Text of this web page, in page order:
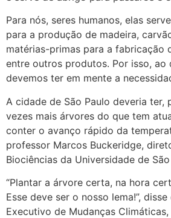
Para nós, seres humanos, elas
para a produção de madeira,
matérias-primas para a fabricação
entre outros produtos. Por isso, ao
devemos ter em mente a
A cidade de São Paulo deveria ter,
vezes mais árvores do que tem
conter o avanço rápido da
professor Marcos Buckeridge,
Biociências da Universidade de
“Plantar a árvore certa, na hora
Esse deve ser o nosso lema!”,
Executivo de Mudanças